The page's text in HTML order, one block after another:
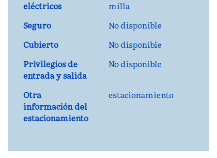
eléctricos
milla
Seguro
No disponible
Cubierto
No disponible
Privilegios de
entrada y salida
No disponible
Otra
información del
estacionamiento
estacionamiento